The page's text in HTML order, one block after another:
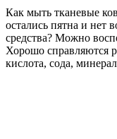
Как мыть тканевые
остались пятна и нет
средства? Можно
Хорошо справляются
кислота, сода,